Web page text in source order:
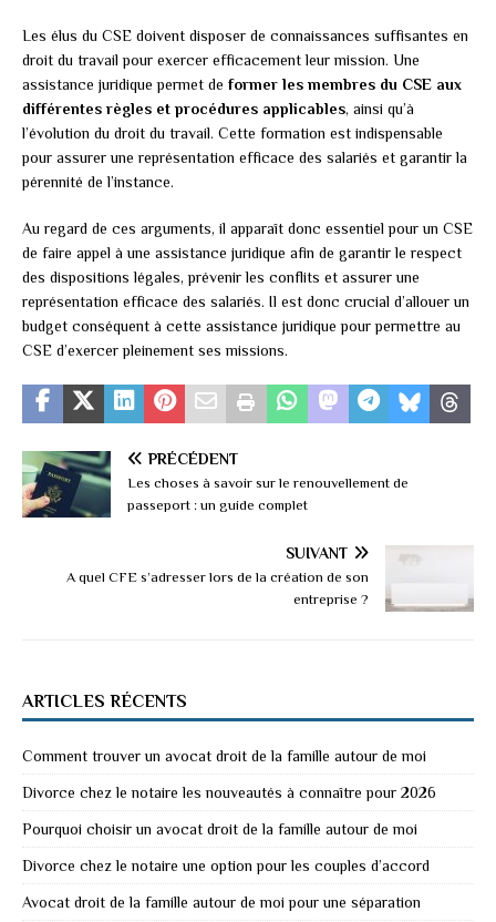
Les élus du CSE doivent disposer de connaissances suffisantes en
droit du travail pour exercer efficacement leur mission. Une
assistance juridique permet de former les membres du CSE aux
différentes règles et procédures applicables, ainsi qu’à
l’évolution du droit du travail. Cette formation est indispensable
pour assurer une représentation efficace des salariés et garantir la
pérennité de l’instance.
Au regard de ces arguments, il apparaît donc essentiel pour un CSE
de faire appel à une assistance juridique afin de garantir le respect
des dispositions légales, prévenir les conflits et assurer une
représentation efficace des salariés. Il est donc crucial d’allouer un
budget conséquent à cette assistance juridique pour permettre au
CSE d’exercer pleinement ses missions.
PRÉCÉDENT
Les choses à savoir sur le renouvellement de
passeport : un guide complet
SUIVANT
A quel CFE s’adresser lors de la création de son
entreprise ?
ARTICLES RÉCENTS
Comment trouver un avocat droit de la famille autour de moi
Divorce chez le notaire les nouveautés à connaître pour 2026
Pourquoi choisir un avocat droit de la famille autour de moi
Divorce chez le notaire une option pour les couples d’accord
Avocat droit de la famille autour de moi pour une séparation